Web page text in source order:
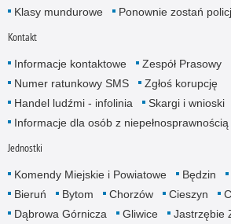
Klasy mundurowe
Ponownie zostań
Kontakt
Informacje kontaktowe
Zespół Prasowy
Numer ratunkowy SMS
Zgłoś korupcję
Handel ludźmi - infolinia
Skargi i wnioski
Informacje dla osób z niepełnosprawnością
Jednostki
Komendy Miejskie i Powiatowe Będzin
Bieruń
Bytom Chorzów Cieszyn
Dąbrowa Górnicza
Gliwice Jastrzębie